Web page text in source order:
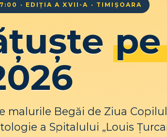
· EDIȚIA A XVII-A · TIMIȘOARA
malurile Begăi de Ziua
a Spitalului „Louis